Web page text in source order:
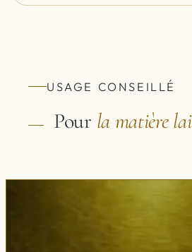
USAGE CONSEILLÉ
Pour la matière